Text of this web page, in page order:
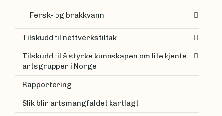
Fersk- og brakkvann
Tilskudd til nettverkstiltak
Tilskudd til å styrke kunnskapen om lite kjente
artsgrupper i Norge
Rapportering
Slik blir artsmangfaldet kartlagt